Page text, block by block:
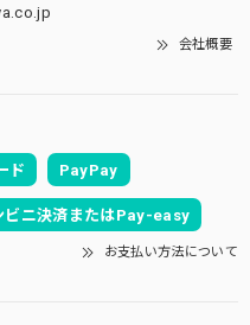
ました！ 立派で大満足
、誠に有難うございま
会社概要
ド PayPay
ビニ決済またはPay-easy
お支払い方法について